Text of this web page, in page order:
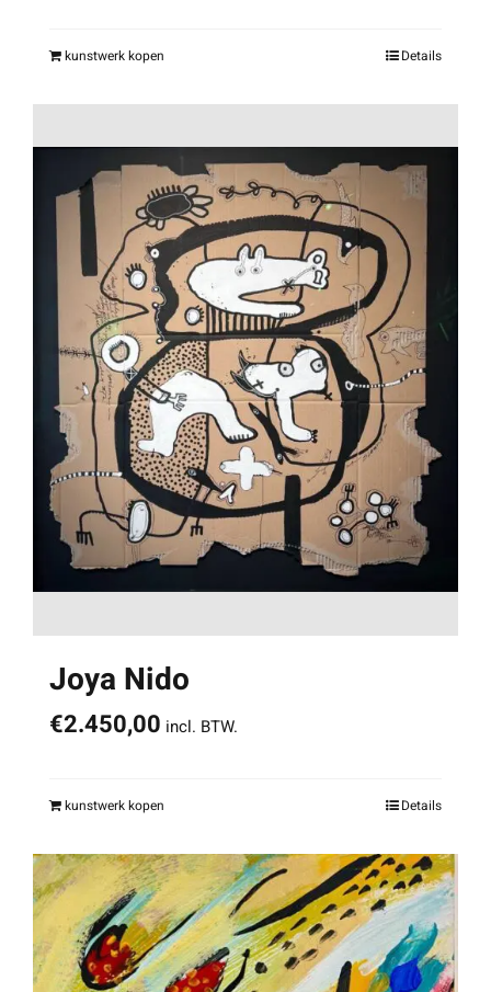
kunstwerk kopen Details
Joya Nido
€2.450,00 incl. BTW.
kunstwerk kopen Details